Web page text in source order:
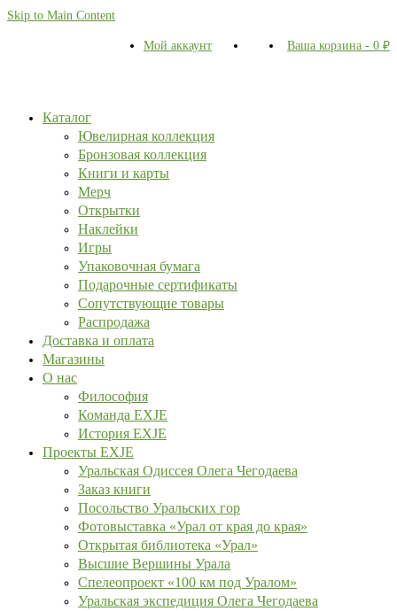
Skip to Main Content
Мой аккаунт Ваша корзина - 0 ₽
Каталог
Ювелирная коллекция
Бронзовая коллекция
Книги и карты
Мерч
Открытки
Наклейки
Игры
Упаковочная бумага
Подарочные сертификаты
Сопутствующие товары
Распродажа
Доставка и оплата
Магазины
О нас
Философия
Команда EXJE
История EXJE
Проекты EXJE
Уральская Одиссея Олега Чегодаева
Заказ книги
Посольство Уральских гор
Фотовыставка «Урал от края до края»
Открытая библиотека «Урал»
Высшие Вершины Урала
Спелеопроект «100 км под Уралом»
Уральская экспедиция Олега Чегодаева